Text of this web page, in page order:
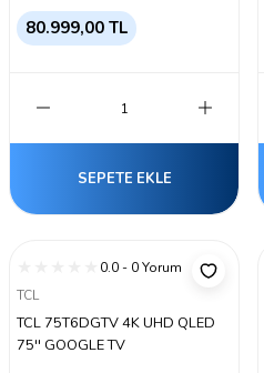
80.999,00 TL
SEPETE EKLE
0.0 - 0 Yorum
TCL
TCL 75T6DGTV 4K UHD QLED
75'' GOOGLE TV